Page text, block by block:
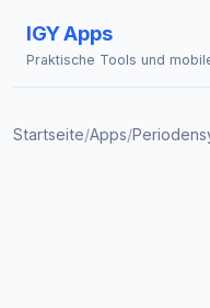
IGY Apps
Praktische Tools und
Startseite/Apps/